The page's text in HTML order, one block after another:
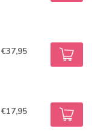
€37,95
€17,95